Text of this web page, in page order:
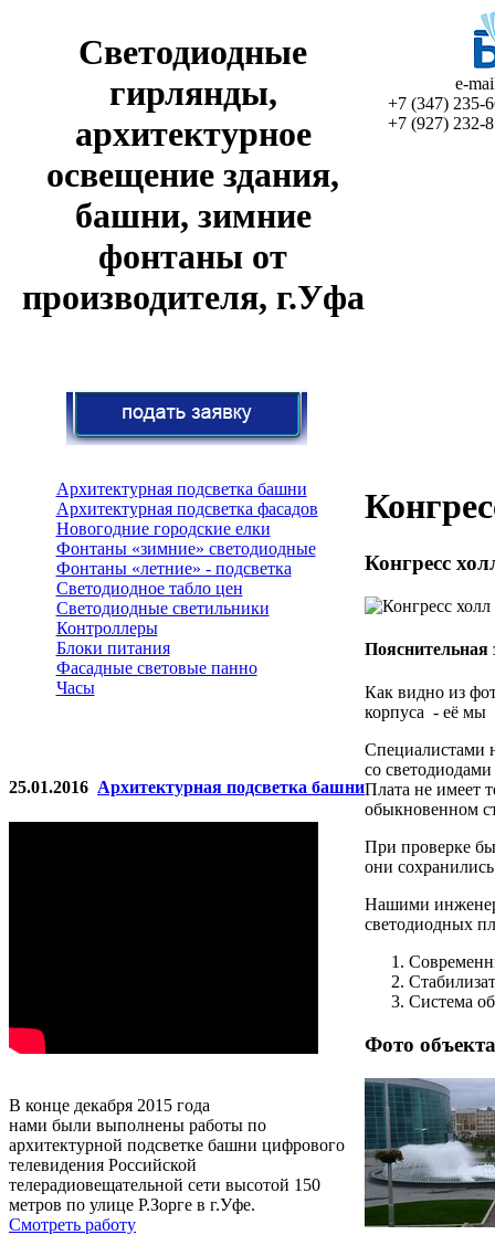
Светодиодные
гирлянды,
архитектурное
освещение здания,
башни, зимние
фонтаны от
производителя, г.Уфа
e-
+7 (347) 235-
+7 (927) 232-
Архитектурная подсветка башни
Архитектурная подсветка фасадов
Новогодние городские елки
Фонтаны «зимние» светодиодные
Фонтаны «летние» - подсветка
Светодиодное табло цен
Светодиодные светильники
Контроллеры
Блоки питания
Фасадные световые панно
Часы
25.01.2016 Архитектурная подсветка башни
В конце декабря 2015 года
нами были выполнены работы по
архитектурной подсветке башни цифрового
телевидения Российской
телерадиовещательной сети высотой 150
метров по улице Р.Зорге в г.Уфе.
Смотреть работу
Конгресс
Пояснительная
Как видно из
корпуса - её мы
Специалистами
со
Плата не имеет
обыкновенном
При проверке
они
Нашими
светодиодных
Система
Фото объекта